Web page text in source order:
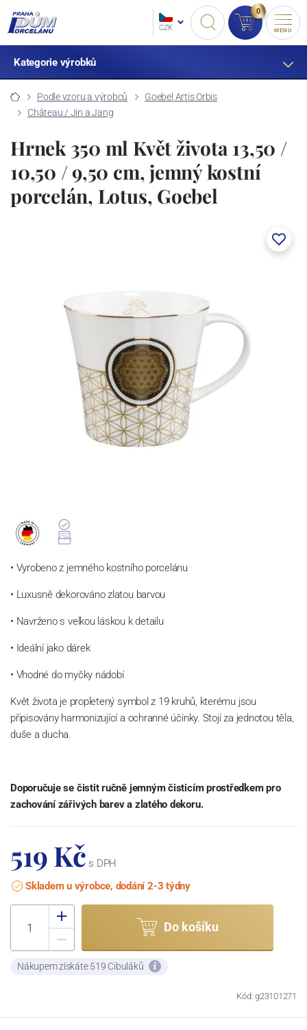
CZK
0
MENU
Kategorie výrobků
Podle vzoru a výrobců
Goebel Artis Orbis
Château / Jin a Jang
Hrnek 350 ml Květ života 13,50 /
10,50 / 9,50 cm, jemný kostní
porcelán, Lotus, Goebel
• Vyrobeno z jemného kostního porcelánu
• Luxusně dekorováno zlatou barvou
• Navrženo s velkou láskou k detailu
• Ideální jako dárek
• Vhodné do myčky nádobí
Květ života je propletený symbol z 19 kruhů, kterému jsou
připisovány harmonizující a ochranné účinky. Stojí za jednotou těla,
duše a ducha.
Doporučuje se čistit ručně jemným čisticím prostředkem pro
zachování zářivých barev a zlatého dekoru.
519 Kč s DPH
Skladem u výrobce, dodání 2-3 týdny
Do košíku
Nákupem získáte 519 Cibuláků
Kód: g23101271